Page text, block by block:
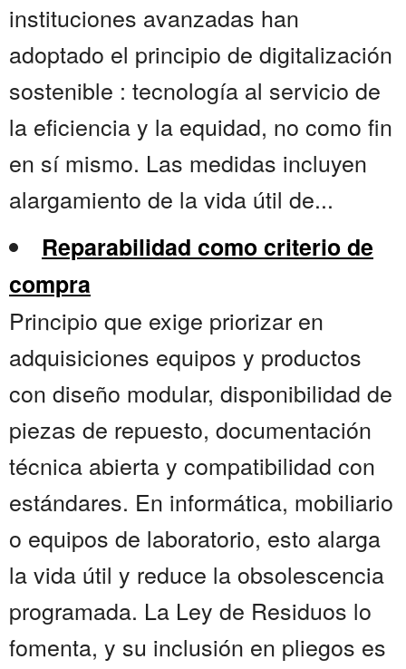
instituciones avanzadas han
adoptado el principio de digitalización
sostenible : tecnología al servicio de
la eficiencia y la equidad, no como fin
en sí mismo. Las medidas incluyen
alargamiento de la vida útil de...
Reparabilidad como criterio de
compra
Principio que exige priorizar en
adquisiciones equipos y productos
con diseño modular, disponibilidad de
piezas de repuesto, documentación
técnica abierta y compatibilidad con
estándares. En informática, mobiliario
o equipos de laboratorio, esto alarga
la vida útil y reduce la obsolescencia
programada. La Ley de Residuos lo
fomenta, y su inclusión en pliegos es